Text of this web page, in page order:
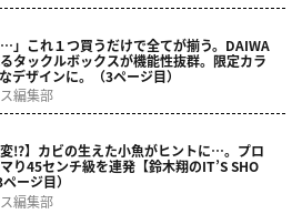
…」これ１つ買うだけで全てが揃う。DAIWA
タックルボックスが機能性抜群。限定カラ
デザインに。（3ページ目）
編集部
変!?】カビの生えた小魚がヒントに…。プロ
り45センチ級を連発【鈴木翔のIT’S SHO
ージ目）
編集部